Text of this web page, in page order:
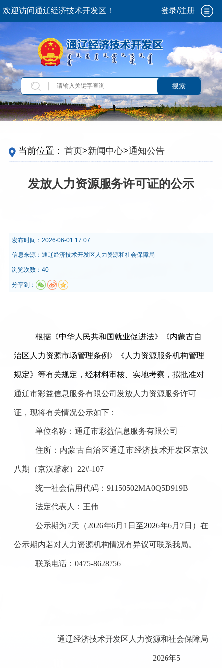
欢迎访问通辽经济技术开发区！ 登录/注册
搜索
当前位置： 首页>新闻中心>通知公告
发放人力资源服务许可证的公示
发布时间： 2026-06-01 17:07
信息来源： 通辽经济技术开发区人力资源和社会保障局
浏览次数：40
分享到：
根据《中华人民共和国就业促进法》《内蒙古自
治区人力资源市场管理条例》 《 人力资源服务机构管理
规定》 等有关规定，经材料审核、实地考察，拟批准对
通辽市彩益信息服务有限公司 发放人力资源服务许可
证，现将有关情况公示如下：
单位名称： 通辽市彩益信息服务有限公司
住所： 内蒙古自治区通辽市经济技术开发区京汉
八期（京汉馨家） 22#-107
统一社会信用代码： 911 50502MA0Q5D919B
法定代表人：王伟
公示期为7天（2026年6月 1 日至2026年6月 7 日 ）在
公示期内若对人力资源机构情况有异议可联系我局。
联系电话： 0475-8628756
通辽经济技术开发区人力资源和社会保障局
2026年5